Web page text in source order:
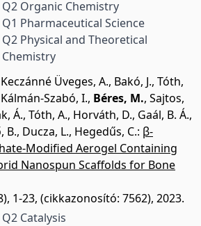
Q2 Organic Chemistry
Q1 Pharmaceutical Science
Q2 Physical and Theoretical
Chemistry
Keczánné Üveges, A., Bakó, J., Tóth,
Kálmán-Szabó, I., Béres, M., Sajtos,
Á., Tóth, A., Horváth, D., Gaál, B. Á.,
B., Ducza, L., Hegedűs, C.: β-
Modified Aerogel Containing
Nanospun Scaffolds for Bone
1-23, (cikkazonosító: 7562), 2023.
Q2 Catalysis